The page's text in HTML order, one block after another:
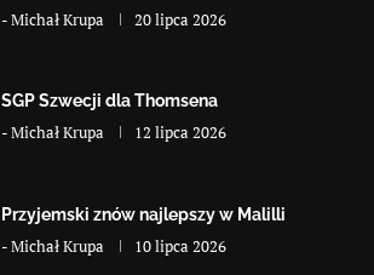
-Michał Krupa 20 lipca 2026
SGP Szwecji dla Thomsena
-Michał Krupa 12 lipca 2026
Przyjemski znów najlepszy w Malilli
-Michał Krupa 10 lipca 2026